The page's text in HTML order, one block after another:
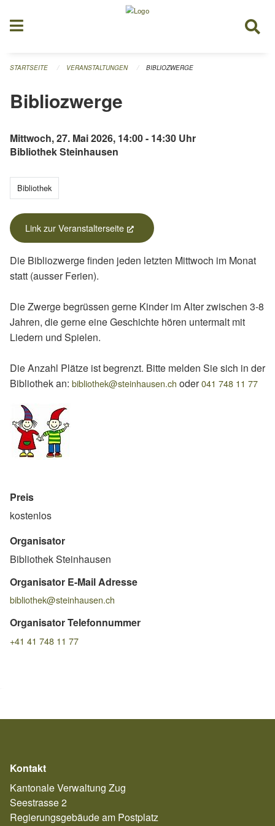
STARTSEITE VERANSTALTUNGEN BIBLIOZWERGE
Bibliozwerge
Mittwoch, 27. Mai 2026, 14:00 - 14:30 Uhr
Bibliothek Steinhausen
Bibliothek
Link zur Veranstalterseite (External Link)
Die Bibliozwerge finden jeden letzten Mittwoch im Monat
statt (ausser Ferien).
Die Zwerge begrüssen gerne Kinder im Alter zwischen 3-8
Jahren, die gerne eine Geschichte hören untermalt mit
Liedern und Spielen.
Die Anzahl Plätze ist begrenzt. Bitte melden Sie sich in der
Bibliothek an: bibliothek@steinhausen.ch oder041 748 11 77
Preis
kostenlos
Organisator
Bibliothek Steinhausen
Organisator E-Mail Adresse
bibliothek@steinhausen.ch
Organisator Telefonnummer
+41 41 748 11 77
Kontakt
Kantonale Verwaltung Zug
Seestrasse 2
Regierungsgebäude am Postplatz